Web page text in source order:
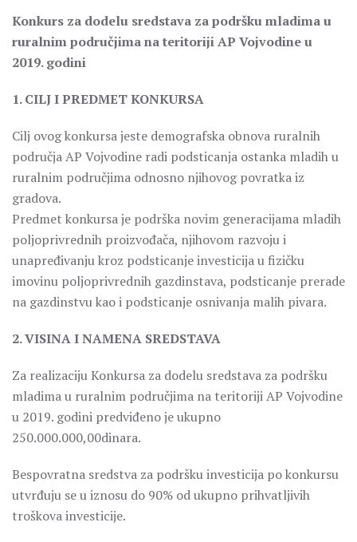
Konkurs za dodelu sredstava za podršku mladima u
ruralnim područjima na teritoriji АP Vojvodine u
2019. godini
1. CILJ I PREDMET KONKURSA
Cilj ovog konkursa jeste demografska obnova ruralnih
područja AP Vojvodine radi podsticanja ostanka mladih u
ruralnim područjima odnosno njihovog povratka iz
gradova.
Predmet konkursa je podrška novim generacijama mladih
poljoprivrednih proizvođača, njihovom razvoju i
unapređivanju kroz podsticanje investicija u fizičku
imovinu poljoprivrednih gazdinstava, podsticanje prerade
na gazdinstvu kao i podsticanje osnivanja malih pivara.
2. VISINA I NAMENA SREDSTAVA
Za realizaciju Konkursa za dodelu sredstava za podršku
mladima u ruralnim područjima na teritoriji AP Vojvodine
u 2019. godini predviđeno je ukupno
250.000.000,00dinara.
Bespovratna sredstva za podršku investicija po konkursu
utvrđuju se u iznosu do 90% od ukupno prihvatljivih
troškova investicije.